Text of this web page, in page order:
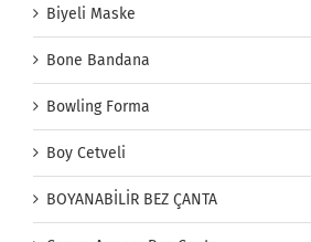
Biyeli Maske
Bone Bandana
Bowling Forma
Boy Cetveli
BOYANABİLİR BEZ ÇANTA